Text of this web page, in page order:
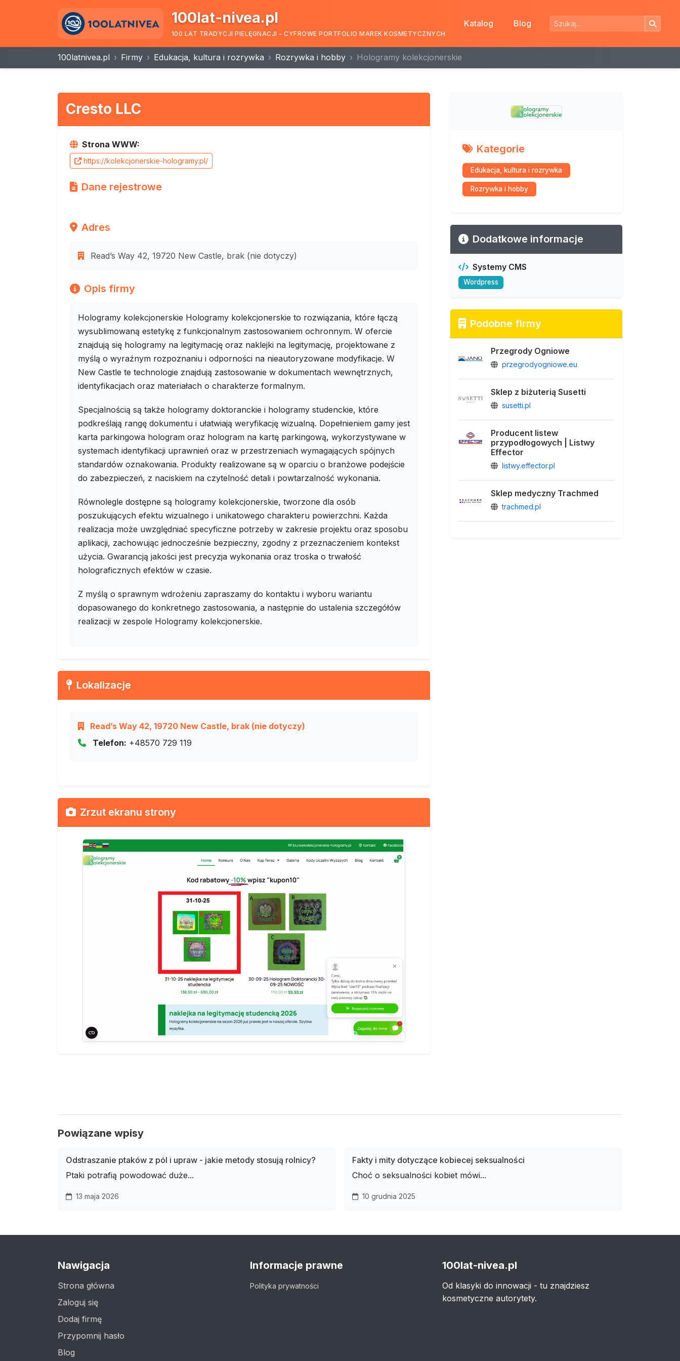
100lat-nivea.pl
100 LAT TRADYCJI PIELĘGNACJI - CYFROWE PORTFOLIO MAREK KOSMETYCZNYCH
Katalog Blog
100latnivea.pl Firmy Edukacja, kultura i rozrywka Rozrywka i hobby Hologramy kolekcjonerskie
Cresto LLC
Strona WWW:
https://kolekcjonerskie-hologramy.pl/
Dane rejestrowe
Adres
Read’s Way 42, 19720 New Castle, brak (nie dotyczy)
Opis firmy
Hologramy kolekcjonerskie Hologramy kolekcjonerskie to rozwiązania, które łączą
wysublimowaną estetykę z funkcjonalnym zastosowaniem ochronnym. W ofercie
znajdują się hologramy na legitymację oraz naklejki na legitymację, projektowane z
myślą o wyraźnym rozpoznaniu i odporności na nieautoryzowane modyfikacje. W
New Castle te technologie znajdują zastosowanie w dokumentach wewnętrznych,
identyfikacjach oraz materiałach o charakterze formalnym.
Specjalnością są także hologramy doktoranckie i hologramy studenckie, które
podkreślają rangę dokumentu i ułatwiają weryfikację wizualną. Dopełnieniem gamy jest
karta parkingowa hologram oraz hologram na kartę parkingową, wykorzystywane w
systemach identyfikacji uprawnień oraz w przestrzeniach wymagających spójnych
standardów oznakowania. Produkty realizowane są w oparciu o branżowe podejście
do zabezpieczeń, z naciskiem na czytelność detali i powtarzalność wykonania.
Równolegle dostępne są hologramy kolekcjonerskie, tworzone dla osób
poszukujących efektu wizualnego i unikatowego charakteru powierzchni. Każda
realizacja może uwzględniać specyficzne potrzeby w zakresie projektu oraz sposobu
aplikacji, zachowując jednocześnie bezpieczny, zgodny z przeznaczeniem kontekst
użycia. Gwarancją jakości jest precyzja wykonania oraz troska o trwałość
holograficznych efektów w czasie.
Z myślą o sprawnym wdrożeniu zapraszamy do kontaktu i wyboru wariantu
dopasowanego do konkretnego zastosowania, a następnie do ustalenia szczegółów
realizacji w zespole Hologramy kolekcjonerskie.
Lokalizacje
Read’s Way 42, 19720 New Castle, brak (nie dotyczy)
Telefon: +48570 729 119
Zrzut ekranu strony
Kategorie
Edukacja, kultura i rozrywka
Rozrywka i hobby
Dodatkowe informacje
Systemy CMS
Wordpress
Podobne firmy
Przegrody Ogniowe
przegrodyogniowe.eu
Sklep z biżuterią Susetti
susetti.pl
Producent listew
przypodłogowych | Listwy
Effector
listwy.effector.pl
Sklep medyczny Trachmed
trachmed.pl
Powiązane wpisy
Odstraszanie ptaków z pól i upraw - jakie metody stosują rolnicy?
Ptaki potrafią powodować duże...
13 maja 2026
Fakty i mity dotyczące kobiecej seksualności
Choć o seksualności kobiet mówi...
10 grudnia 2025
Nawigacja
Strona główna
Zaloguj się
Dodaj firmę
Przypomnij hasło
Blog
Informacje prawne
Polityka prywatności
100lat-nivea.pl
Od klasyki do innowacji - tu znajdziesz
kosmetyczne autorytety.